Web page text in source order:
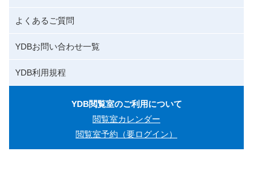
よくあるご質問
YDBお問い合わせ一覧
YDB利用規程
YDB閲覧室のご利用について
閲覧室カレンダー
閲覧室予約（要ログイン）